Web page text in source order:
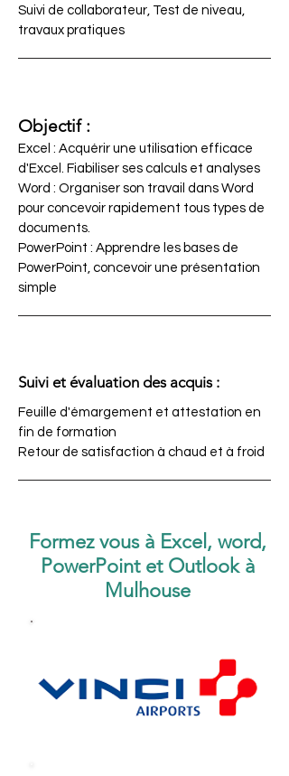
Suivi de collaborateur, Test de niveau,
travaux pratiques
Objectif :
Excel : Acquérir une utilisation efficace
d'Excel. Fiabiliser ses calculs et analyses
Word : Organiser son travail dans Word
pour concevoir rapidement tous types de
documents.
PowerPoint : Apprendre les bases de
PowerPoint, concevoir une présentation
simple
Suivi et évaluation des acquis :
Feuille d'émargement et attestation en
fin de formation
Retour de satisfaction à chaud et à froid
Formez vous à Excel, word,
PowerPoint et Outlook à
Mulhouse